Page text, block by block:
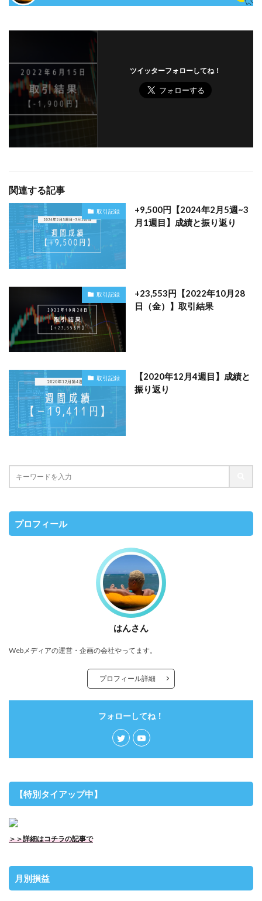
ツイッターフォローしてね！
関連する記事
取引記録
+9,500円【2024年2月5週~3
月1週目】成績と振り返り
取引記録
+23,553円【2022年10月28
日（金）】取引結果
取引記録
【2020年12月4週目】成績と
振り返り
プロフィール
はんさん
Webメディアの運営・企画の会社やってます。
プロフィール詳細
フォローしてね！
【特別タイアップ中】
＞＞詳細はコチラの記事で
月別損益